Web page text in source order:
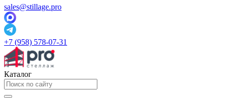
sales@stillage.pro
+7 (958) 578-07-31
Каталог